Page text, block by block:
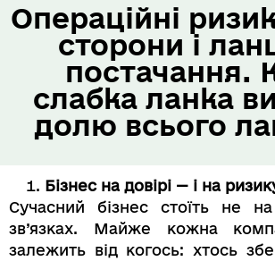
Операційні
сторони і
постачання.
слабка ланка
долю всього
Бізнес на довірі — і на
Сучасний бізнес стоїть не
зв’язках. Майже кожна
залежить від когось: хтось